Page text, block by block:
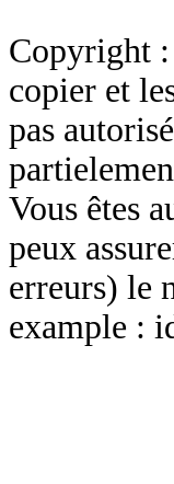
Copyright :
copier et
pas
Vous êtes
peux
erreurs) le
example :